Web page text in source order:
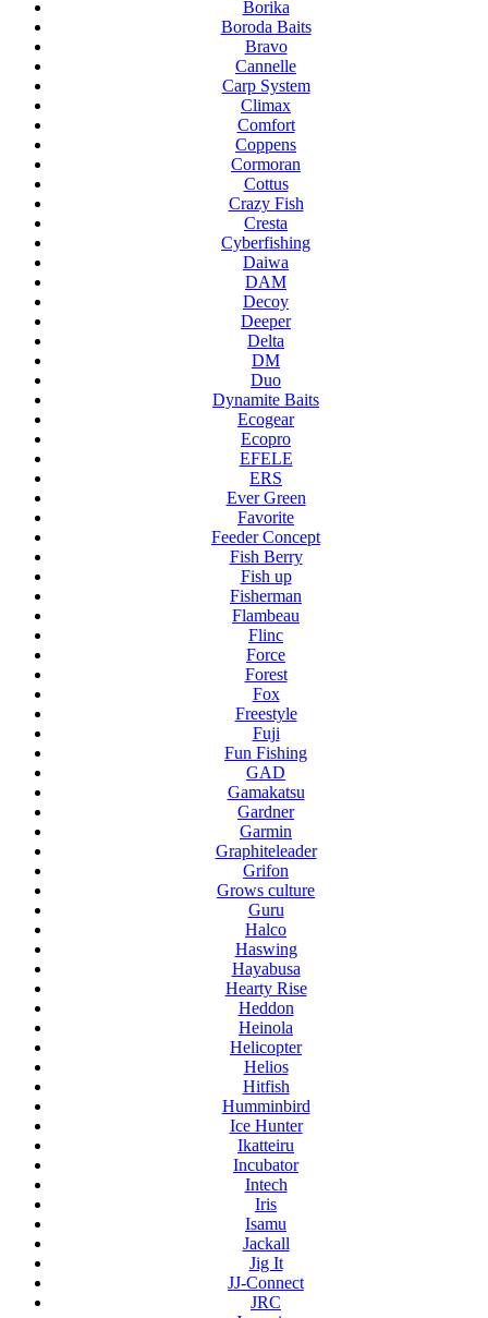
Borika
Boroda Baits
Bravo
Cannelle
Carp System
Climax
Comfort
Coppens
Cormoran
Cottus
Crazy Fish
Cresta
Cyberfishing
Daiwa
DAM
Decoy
Deeper
Delta
DM
Duo
Dynamite Baits
Ecogear
Ecopro
EFELE
ERS
Ever Green
Favorite
Feeder Concept
Fish Berry
Fish up
Fisherman
Flambeau
Flinc
Force
Forest
Fox
Freestyle
Fuji
Fun Fishing
GAD
Gamakatsu
Gardner
Garmin
Graphiteleader
Grifon
Grows culture
Guru
Halco
Haswing
Hayabusa
Hearty Rise
Heddon
Heinola
Helicopter
Helios
Hitfish
Humminbird
Ice Hunter
Ikatteiru
Incubator
Intech
Iris
Isamu
Jackall
Jig It
JJ-Connect
JRC